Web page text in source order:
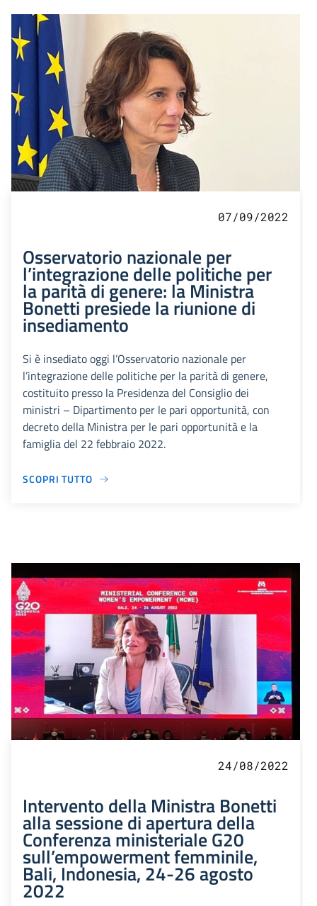
07/09/2022
Osservatorio nazionale per
l’integrazione delle politiche per
la parità di genere: la Ministra
Bonetti presiede la riunione di
insediamento
Si è insediato oggi l’Osservatorio nazionale per
l’integrazione delle politiche per la parità di genere,
costituito presso la Presidenza del Consiglio dei
ministri – Dipartimento per le pari opportunità, con
decreto della Ministra per le pari opportunità e la
famiglia del 22 febbraio 2022.
SCOPRI TUTTO
24/08/2022
Intervento della Ministra Bonetti
alla sessione di apertura della
Conferenza ministeriale G20
sull’empowerment femminile,
Bali, Indonesia, 24-26 agosto
2022